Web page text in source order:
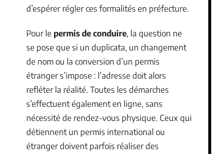
d’espérer régler ces formalités en préfecture.
Pour le permis de conduire, la question ne
se pose que si un duplicata, un changement
de nom ou la conversion d’un permis
étranger s’impose : l’adresse doit alors
refléter la réalité. Toutes les démarches
s’effectuent également en ligne, sans
nécessité de rendez-vous physique. Ceux qui
détiennent un permis international ou
étranger doivent parfois réaliser des